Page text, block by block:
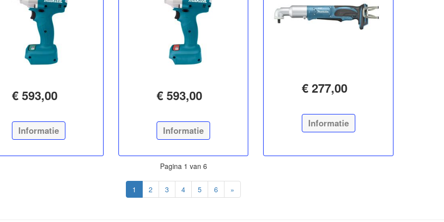
€ 593,00
Informatie
€ 593,00
Informatie
€ 277,00
Informatie
Pagina 1 van 6
1 2 3 4 5 6 »